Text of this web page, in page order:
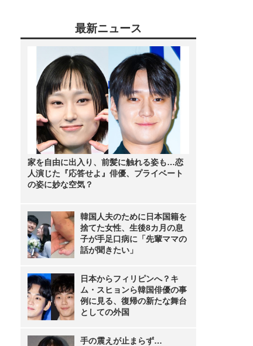
最新ニュース
家を自由に出入り、前髪に触れる姿も…恋
人演じた『応答せよ』俳優、プライベート
の姿に妙な空気？
韓国人夫のために日本国籍を
捨てた女性、生後8カ月の息
子が手足口病に「先輩ママの
話が聞きたい」
日本からフィリピンへ？キ
ム・スヒョンら韓国俳優の事
例に見る、復帰の新たな舞台
としての外国
手の震えが止まらず…